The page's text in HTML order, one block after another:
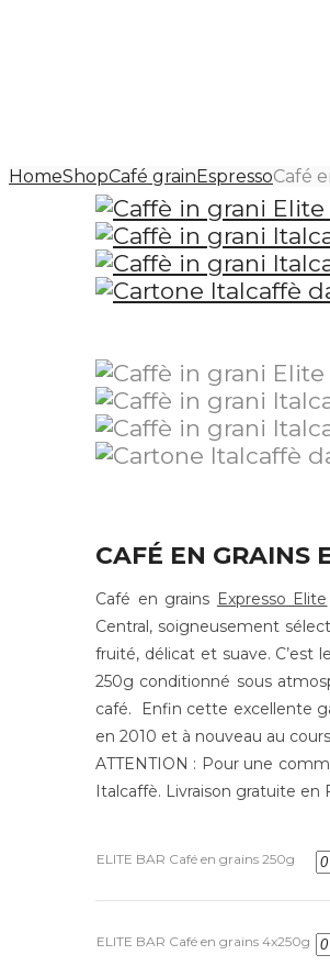
HomeShopCafé grainEspressoCafé
CAFÉ EN GRAINS
Café en grains Expresso Elite
Central, soigneusement
fruité, délicat et suave. C’est
250g conditionné sous
café. Enfin cette excellente
en 2010 et à nouveau au
ATTENTION : Pour une
Italcaffè. Livraison gratuite
ELITE BAR Café en grains 250g
ELITE BAR Café en grains 4x250g